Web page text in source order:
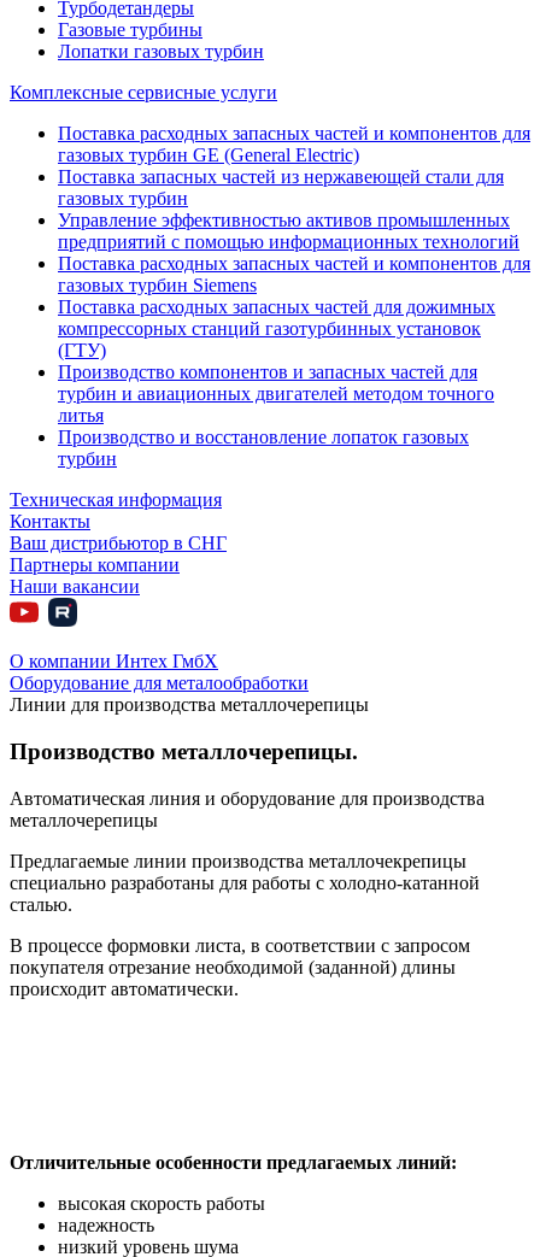
Турбодетандеры
Газовые турбины
Лопатки газовых турбин
Комплексные сервисные услуги
Поставка расходных запасных частей и компонентов для
газовых турбин GE (General Electric)
Поставка запасных частей из нержавеющей стали для
газовых турбин
Управление эффективностью активов промышленных
предприятий с помощью информационных технологий
Поставка расходных запасных частей и компонентов для
газовых турбин Siemens
Поставка расходных запасных частей для дожимных
компрессорных станций газотурбинных установок
(ГТУ)
Производство компонентов и запасных частей для
турбин и авиационных двигателей методом точного
литья
Производство и восстановление лопаток газовых
турбин
Техническая информация
Контакты
Ваш дистрибьютор в СНГ
Партнеры компании
Наши вакансии
О компании Интех ГмбХ
Оборудование для металообработки
Линии для производства металлочерепицы
Производство металлочерепицы.
Автоматическая линия и оборудование для производства
металлочерепицы
Предлагаемые линии производства металлочекрепицы
специально разработаны для работы с холодно-катанной
сталью.
В процессе формовки листа, в соответствии с запросом
покупателя отрезание необходимой (заданной) длины
происходит автоматически.
Отличительные особенности предлагаемых линий:
высокая скорость работы
надежность
низкий уровень шума